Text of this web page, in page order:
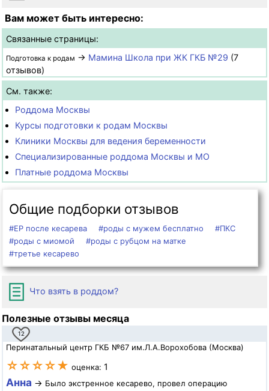
Вам может быть интересно:
Связанные страницы:
Подготовка к родам → Мамина Школа при ЖК ГКБ №29 (7
отзывов)
См. также:
Роддома Москвы
Курсы подготовки к родам Москвы
Клиники Москвы для ведения беременности
Специализированные роддома Москвы и МО
Платные роддома Москвы
Общие подборки отзывов
#ЕР после кесарева #роды с мужем бесплатно
#ПКС
#роды с миомой
#роды с рубцом на матке
#третье кесарево
Что взять в роддом?
Полезные отзывы месяца
12
Перинатальный центр ГКБ №67 им.Л.А.Ворохобова (Москва)
☆☆☆☆★ оценка: 1
Анна → Было экстренное кесарево, провел операцию